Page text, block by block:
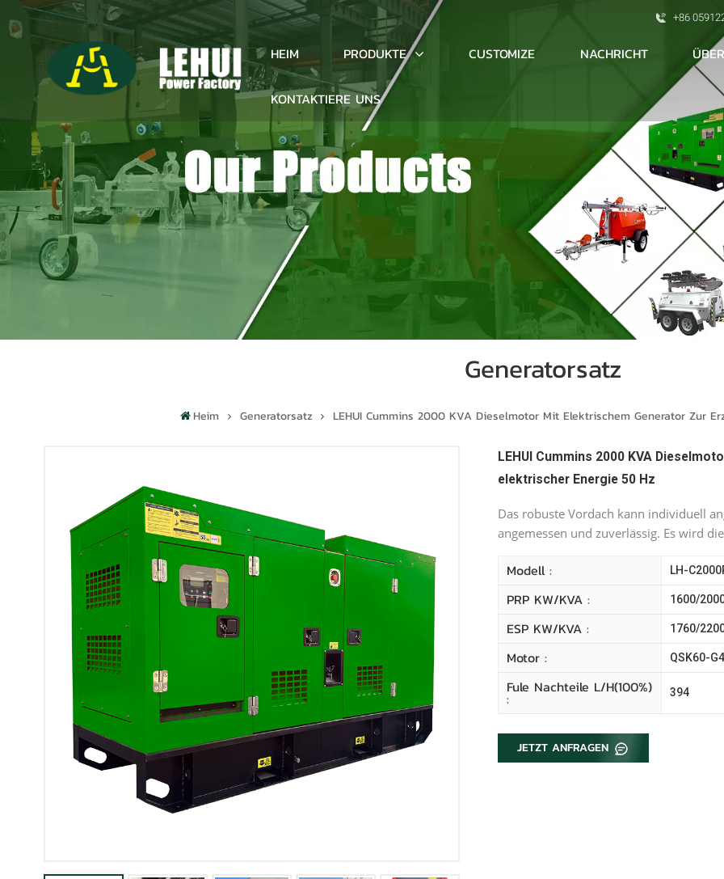
+86
HEIM PRODUKTE CUSTOMIZE NACHRICHT
KONTAKTIERE UNS
Generatorsatz
Heim Generatorsatz LEHUI Cummins 2000 KVA Dieselmotor Mit Elektrischem Generator Zur
LEHUI Cummins 2000 KVA
elektrischer Energie 50 Hz
Das robuste Vordach kann individuell
angemessen und zuverlässig. Es wird
Modell : LH-
PRP KW/kVA : 1600/
ESP KW/kVA : 1760/
Motor : QSK60-G4
Fule Nachteile L/H(100%)
: 394
JETZT ANFRAGEN